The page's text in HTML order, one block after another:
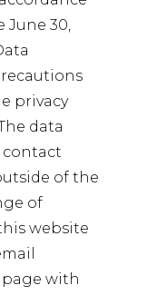
June 30,
privacy
data
of the
of
website
page with